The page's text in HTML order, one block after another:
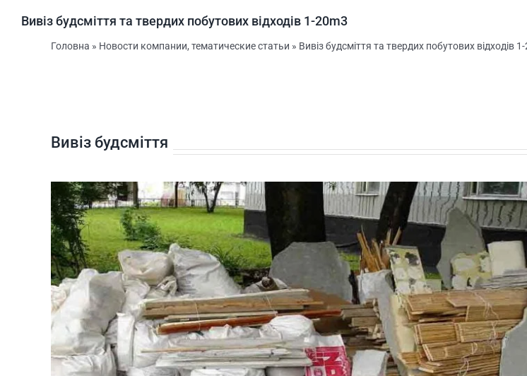
Вивіз будсміття та твердих побутових відходів 1-20m3
Головна » Новости компании, тематические статьи » Вивіз будсміття та твердих побутових відходів
Вивіз будсміття